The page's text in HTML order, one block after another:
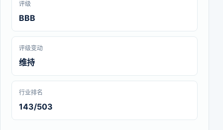
评级
BBB
评级变动
维持
行业排名
143/503